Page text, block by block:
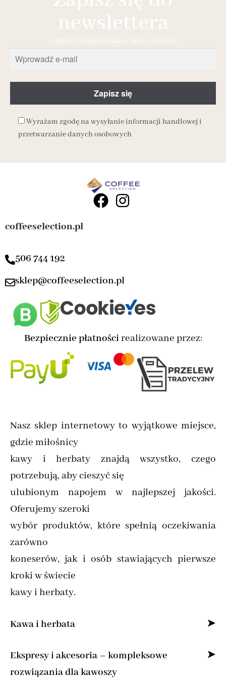
newslettera
i odbierz indywidualny kod rabatowy
Wyrażam zgodę na wysyłanie informacji handlowej i
przetwarzanie danych osobowych
coffeeselection.pl
506 744 192
sklep@coffeeselection.pl
Bezpiecznie płatnościrealizowane przez:
Nasz sklep internetowy to wyjątkowe miejsce,
gdzie miłośnicy
kawy i herbaty znajdą wszystko, czego
potrzebują, aby cieszyć się
ulubionym napojem w najlepszej jakości.
Oferujemy szeroki
wybór produktów, które spełnią oczekiwania
zarówno
koneserów, jak i osób stawiających pierwsze
kroki w świecie
kawy i herbaty.
Kawa i herbata
Specjalizujemy się w sprzedaży kawy ziarnistej
i mielonej online,
Ekspresy i akcesoria – kompleksowe
rozwiązania dla kawoszy